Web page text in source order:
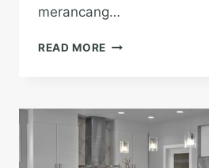
merancang…
READ MORE DAPUR
DESAIN
YANG
FUNGSIONAL
DAN